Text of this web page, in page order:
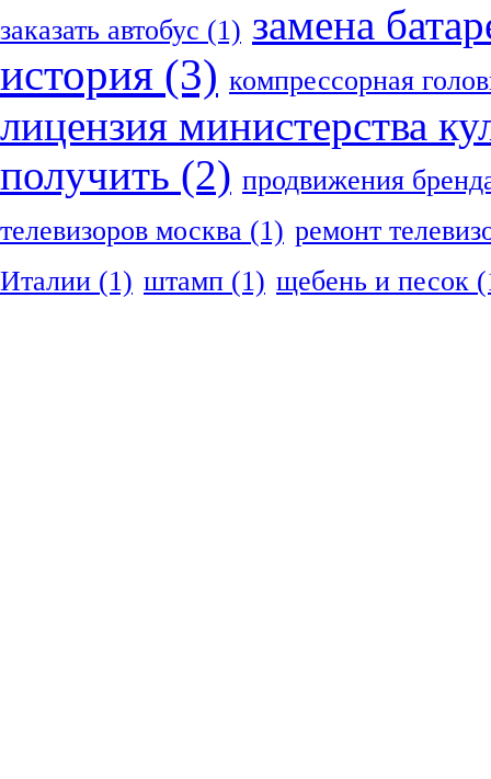
заказать автобус (1) замена
история (3) компрессорная
лицензия министерства
получить (2) продвижения
телевизоров москва (1) ремонт
Италии (1) штамп (1) щебень и песок